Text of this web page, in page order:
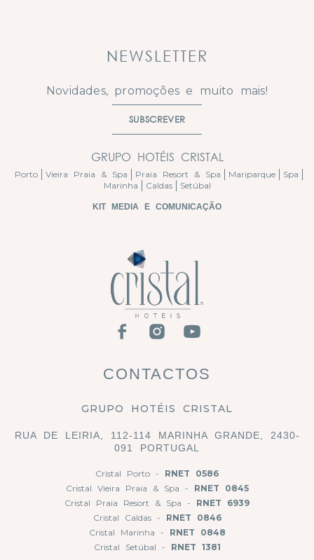
CONTACTOS
GRUPO HOTÉIS CRISTAL
RUA DE LEIRIA, 112-114 MARINHA GRANDE, 2430-
091 PORTUGAL
Cristal Porto - RNET 0586
Cristal Vieira Praia & Spa - RNET 0845
Cristal Praia Resort & Spa - RNET 6939
Cristal Caldas - RNET 0846
Cristal Marinha - RNET 0848
Cristal Setúbal - RNET 1381
NEWSLETTER
Novidades, promoções e muito mais!
SUBSCREVER
GRUPO HOTÉIS CRISTAL
Porto Vieira Praia & Spa Praia Resort & Spa Mariparque
Spa
Marinha
Caldas Setúbal
KIT MEDIA E COMUNICAÇÃO